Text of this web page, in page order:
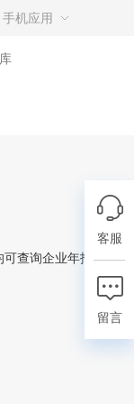
手机应用
查询企业年报内容，
客服
留言